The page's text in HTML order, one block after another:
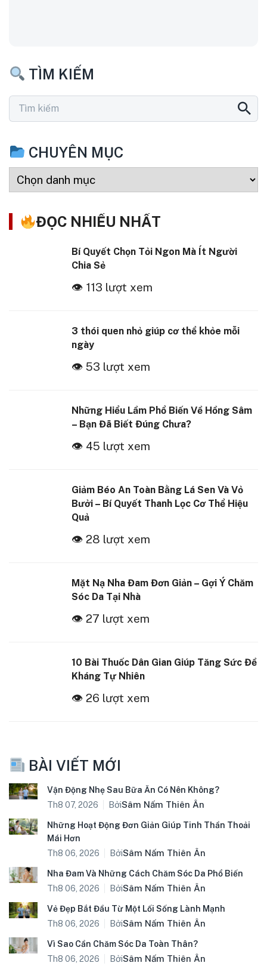
TÌM KIẾM
CHUYÊN MỤC
ĐỌC NHIỀU NHẤT
Bí Quyết Chọn Tỏi Ngon Mà Ít Người
Chia Sẻ
👁 113 lượt xem
3 thói quen nhỏ giúp cơ thể khỏe mỗi
ngày
👁 53 lượt xem
Những Hiểu Lầm Phổ Biến Về Hồng Sâm
– Bạn Đã Biết Đúng Chưa?
👁 45 lượt xem
Giảm Béo An Toàn Bằng Lá Sen Và Vỏ
Bưởi – Bí Quyết Thanh Lọc Cơ Thể Hiệu
Quả
👁 28 lượt xem
Mặt Nạ Nha Đam Đơn Giản – Gợi Ý Chăm
Sóc Da Tại Nhà
👁 27 lượt xem
10 Bài Thuốc Dân Gian Giúp Tăng Sức Đề
Kháng Tự Nhiên
👁 26 lượt xem
BÀI VIẾT MỚI
Vận Động Nhẹ Sau Bữa Ăn Có Nên Không?
Th8 07, 2026
BởiSâm Nấm Thiên Ân
Những Hoạt Động Đơn Giản Giúp Tinh Thần Thoải
Mái Hơn
Th8 06, 2026
BởiSâm Nấm Thiên Ân
Nha Đam Và Những Cách Chăm Sóc Da Phổ Biến
Th8 06, 2026
BởiSâm Nấm Thiên Ân
Vẻ Đẹp Bắt Đầu Từ Một Lối Sống Lành Mạnh
Th8 06, 2026
BởiSâm Nấm Thiên Ân
Vì Sao Cần Chăm Sóc Da Toàn Thân?
Th8 06, 2026
BởiSâm Nấm Thiên Ân